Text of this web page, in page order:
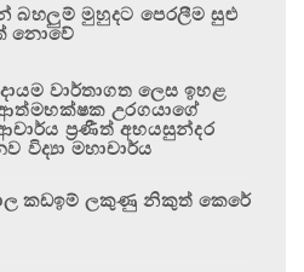
බහලුම් මුහුදට පෙරලීම සුළු
නොවේ
වාර්තාගත ලෙස ඉහළ
උරගයාගේ
ප්‍රණීත් අභයසුන්දර
විද්‍යා මහාචාර්ය
කඩඉම් ලකුණු නිකුත් කෙරේ